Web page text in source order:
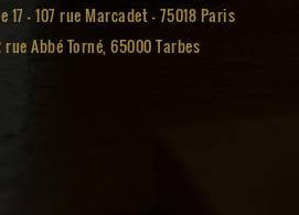
- 107 rue Marcadet - 75018 Paris
rue Abbé Torné, 65000 Tarbes